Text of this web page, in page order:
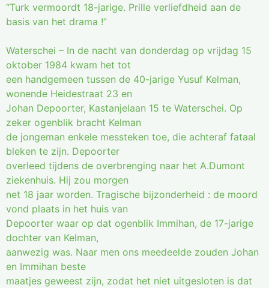
“Turk vermoordt 18-jarige. Prille verliefdheid aan de
basis van het drama !”
Waterschei – In de nacht van donderdag op vrijdag 15
oktober 1984 kwam het tot
een handgemeen tussen de 40-jarige Yusuf Kelman,
wonende Heidestraat 23 en
Johan Depoorter, Kastanjelaan 15 te Waterschei. Op
zeker ogenblik bracht Kelman
de jongeman enkele messteken toe, die achteraf fataal
bleken te zijn. Depoorter
overleed tijdens de overbrenging naar het A.Dumont
ziekenhuis. Hij zou morgen
net 18 jaar worden. Tragische bijzonderheid : de moord
vond plaats in het huis van
Depoorter waar op dat ogenblik Immihan, de 17-jarige
dochter van Kelman,
aanwezig was. Naar men ons meedeelde zouden Johan
en Immihan beste
maatjes geweest zijn, zodat het niet uitgesloten is dat